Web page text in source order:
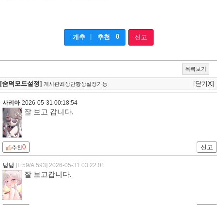
개추 추천 0 신고
목록보기
[숨덕모드설정] 게시판최상단항상설정가능 [닫기X]
사리아 2026-05-31 00:18:54
잘 보고 갑니다.
추천0 신고
닝닝 [L:59/A:593] 2026-05-31 03:22:01
잘 보고갑니다.